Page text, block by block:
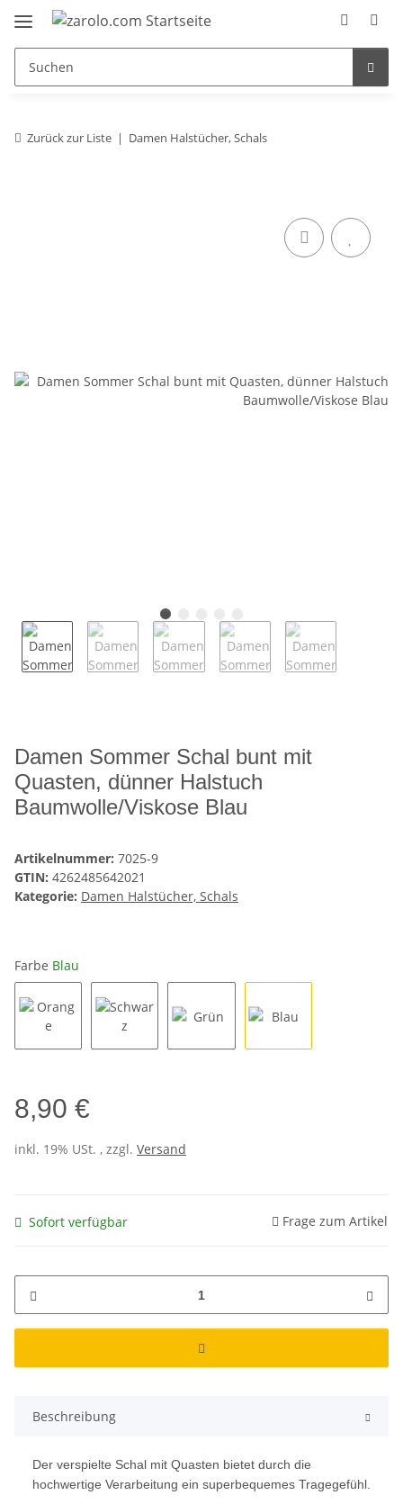
Zurück zur Liste Damen Halstücher, Schals
Damen Sommer Schal bunt mit
Quasten, dünner Halstuch
Baumwolle/Viskose Blau
Artikelnummer: 7025-9
GTIN: 4262485642021
Kategorie: Damen Halstücher, Schals
Farbe Blau
8,90 €
inkl. 19% USt. , zzgl. Versand
Sofort verfügbar Frage zum Artikel
Beschreibung
Der verspielte Schal mit Quasten bietet durch die
hochwertige Verarbeitung ein superbequemes Tragegefühl.